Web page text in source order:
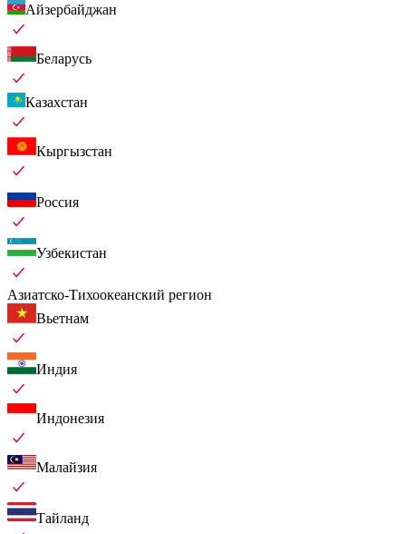
Айзербайджан
Беларусь
Казахстан
Кыргызстан
Россия
Узбекистан
Азиатско-Тихоокеанский регион
Вьетнам
Индия
Индонезия
Малайзия
Тайланд